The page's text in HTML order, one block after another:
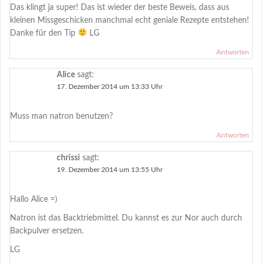
Das klingt ja super! Das ist wieder der beste Beweis, dass aus
kleinen Missgeschicken manchmal echt geniale Rezepte entstehen!
Danke für den Tip
LG
Antworten
Alice sagt:
17. Dezember 2014 um 13:33 Uhr
Muss man natron benutzen?
Antworten
chrissi sagt:
19. Dezember 2014 um 13:55 Uhr
Hallo Alice =)
Natron ist das Backtriebmittel. Du kannst es zur Nor auch durch
Backpulver ersetzen.
LG